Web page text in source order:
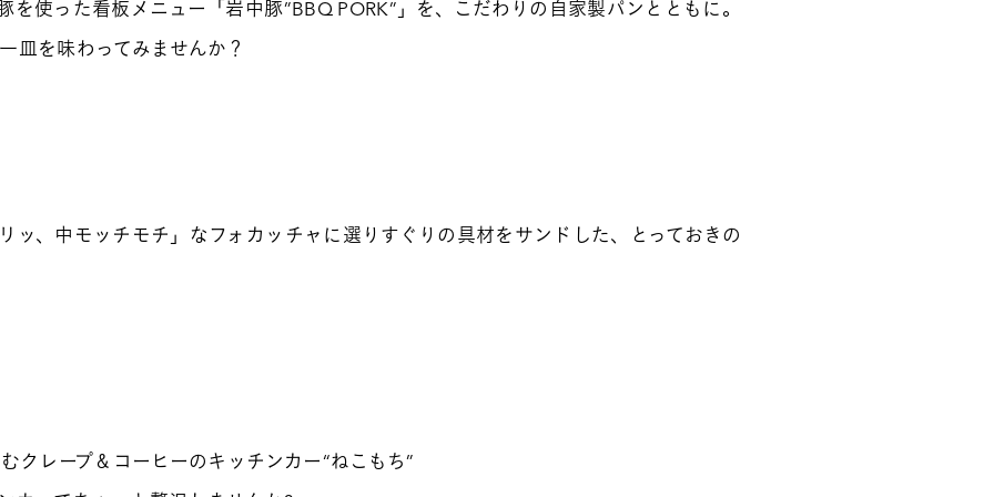
を使った看板メニュー「岩中豚”BBQ PORK”」を、こだわりの自家製パンとともに。
皿を味わってみませんか？
ッ、中モッチモチ」なフォカッチャに選りすぐりの具材をサンドした、とっておきの
クレープ＆コーヒーのキッチンカー“ねこもち”